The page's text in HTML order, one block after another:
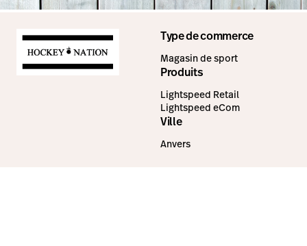
Type de commerce
Magasin de sport
Produits
Lightspeed Retail
Lightspeed eCom
Ville
Anvers